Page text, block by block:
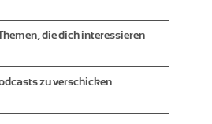
die dich interessieren
zu verschicken